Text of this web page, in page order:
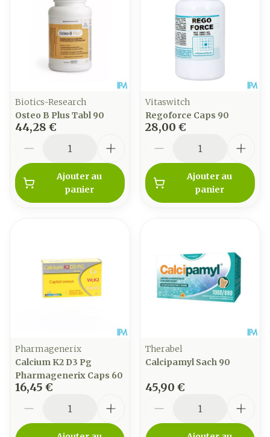
Biotics-Research
Osteo B Plus Tabl 90
44,28 €
Ajouter au
panier
Vitaswitch
Regoforce Caps 90
28,00 €
Ajouter au
panier
Pharmagenerix
Calcium K2 D3 Pg
Pharmagenerix Caps 60
16,45 €
Therabel
Calcipamyl Sach 90
45,90 €